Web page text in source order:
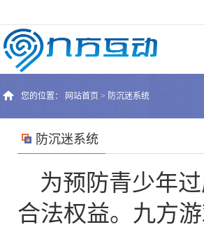
您的位置： 网站首页 > 防沉迷系统
防沉迷系统
为预防青少年过
合法权益。九方